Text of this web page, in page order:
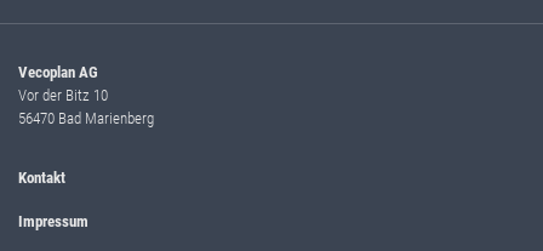
Vecoplan AG
Vor der Bitz 10
56470 Bad Marienberg
Kontakt
Impressum